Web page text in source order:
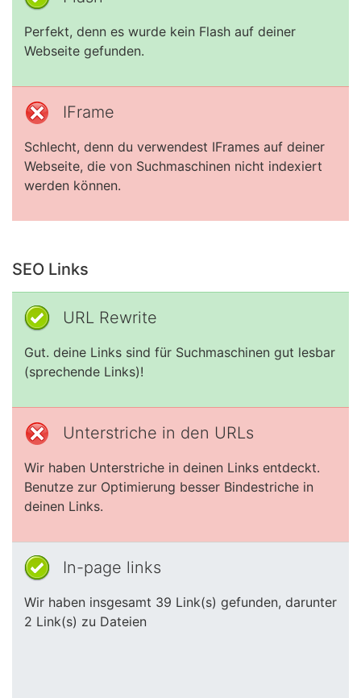
Perfekt, denn es wurde kein Flash auf deiner
Webseite gefunden.
IFrame
Schlecht, denn du verwendest IFrames auf deiner
Webseite, die von Suchmaschinen nicht indexiert
werden können.
SEO Links
URL Rewrite
Gut. deine Links sind für Suchmaschinen gut lesbar
(sprechende Links)!
Unterstriche in den URLs
Wir haben Unterstriche in deinen Links entdeckt.
Benutze zur Optimierung besser Bindestriche in
deinen Links.
In-page links
Wir haben insgesamt 39 Link(s) gefunden, darunter
2 Link(s) zu Dateien